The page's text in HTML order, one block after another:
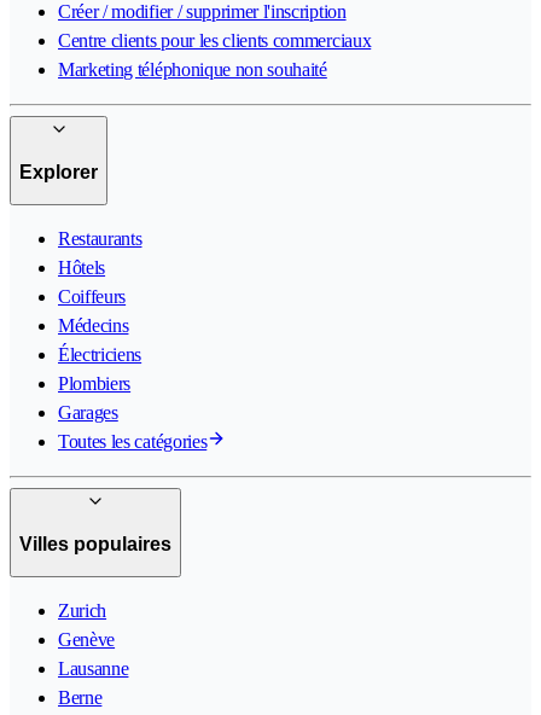
Créer / modifier / supprimer l'inscription
Centre clients pour les clients commerciaux
Marketing téléphonique non souhaité
Explorer
Restaurants
Hôtels
Coiffeurs
Médecins
Électriciens
Plombiers
Garages
Toutes les catégories
Villes populaires
Zurich
Genève
Lausanne
Berne